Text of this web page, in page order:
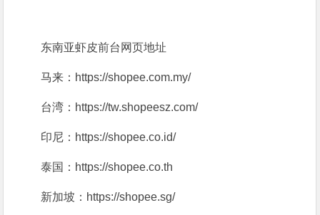
东南亚虾皮前台网页地址
马来：https://shopee.com.my/
台湾：https://tw.shopeesz.com/
印尼：https://shopee.co.id/
泰国：https://shopee.co.th
新加坡：https://shopee.sg/